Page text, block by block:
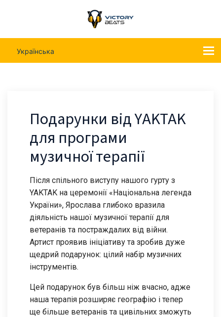
Українська
Подарунки від YAKTAK
для програми
музичної терапії
Після спільного виступу нашого гурту з
YAKTAK на церемонії «Національна легенда
України», Ярослава глибоко вразила
діяльність нашої музичної терапії для
ветеранів та постраждалих від війни.
Артист проявив ініціативу та зробив дуже
щедрий подарунок: цілий набір музичних
інструментів.
Цей подарунок був більш ніж вчасно, адже
наша терапія розширяє географію і тепер
ще більше ветеранів та цивільних зможуть